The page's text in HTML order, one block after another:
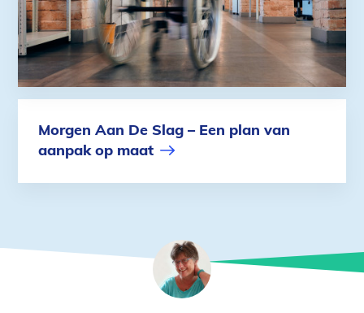
Morgen Aan De Slag – Een plan van
aanpak op maat